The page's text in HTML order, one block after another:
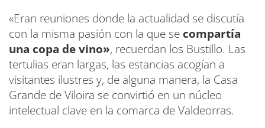
«Eran reuniones donde la actualidad se discutía
con la misma pasión con la que se compartía
una copa de vino», recuerdan los Bustillo. Las
tertulias eran largas, las estancias acogían a
visitantes ilustres y, de alguna manera, la Casa
Grande de Viloira se convirtió en un núcleo
intelectual clave en la comarca de Valdeorras.